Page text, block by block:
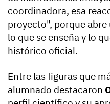
coordinadora, esa
proyecto", porque
lo que se enseña y lo
histórico oficial.
Entre las figuras que
alumnado destacaron